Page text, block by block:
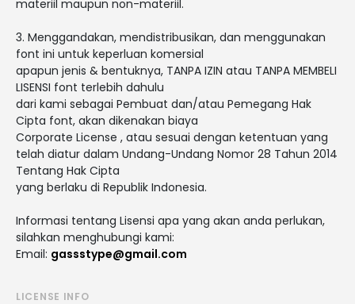
materiil maupun non-materiil.
3. Menggandakan, mendistribusikan, dan menggunakan
font ini untuk keperluan komersial
apapun jenis & bentuknya, TANPA IZIN atau TANPA MEMBELI
LISENSI font terlebih dahulu
dari kami sebagai Pembuat dan/atau Pemegang Hak
Cipta font, akan dikenakan biaya
Corporate License , atau sesuai dengan ketentuan yang
telah diatur dalam Undang-Undang Nomor 28 Tahun 2014
Tentang Hak Cipta
yang berlaku di Republik Indonesia.
Informasi tentang Lisensi apa yang akan anda perlukan,
silahkan menghubungi kami:
Email: gassstype@gmail.com
LICENSE INFO